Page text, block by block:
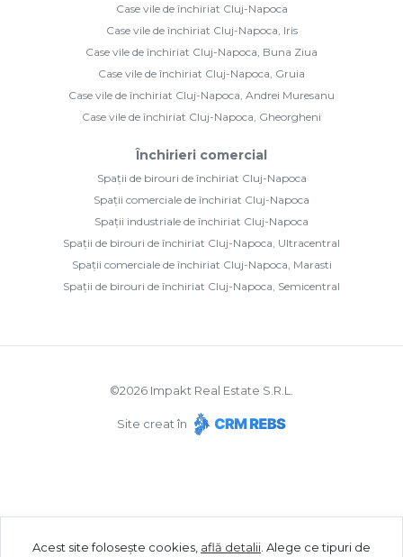
Case vile de închiriat Cluj-Napoca
Case vile de închiriat Cluj-Napoca, Iris
Case vile de închiriat Cluj-Napoca, Buna Ziua
Case vile de închiriat Cluj-Napoca, Gruia
Case vile de închiriat Cluj-Napoca, Andrei Muresanu
Case vile de închiriat Cluj-Napoca, Gheorgheni
Închirieri comercial
Spații de birouri de închiriat Cluj-Napoca
Spații comerciale de închiriat Cluj-Napoca
Spații industriale de închiriat Cluj-Napoca
Spații de birouri de închiriat Cluj-Napoca, Ultracentral
Spații comerciale de închiriat Cluj-Napoca, Marasti
Spații de birouri de închiriat Cluj-Napoca, Semicentral
©2026 Impakt Real Estate S.R.L.
Site creat în
Acest site folosește cookies, află detalii Alege ce tipuri de